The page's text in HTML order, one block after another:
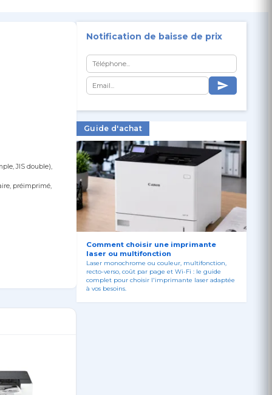
JIS double),
préimprimé,
Notification de baisse de prix
Guide d'achat
Comment choisir une imprimante
laser ou multifonction
Laser monochrome ou couleur, multifonction,
recto-verso, coût par page et Wi-Fi : le guide
complet pour choisir l'imprimante laser adaptée
à vos besoins.